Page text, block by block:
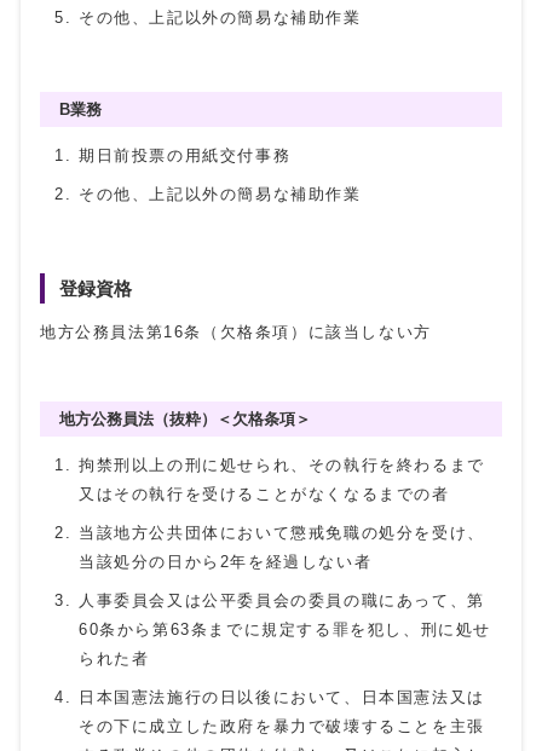
その他、上記以外の簡易な補助作業
B業務
期日前投票の用紙交付事務
その他、上記以外の簡易な補助作業
登録資格
地方公務員法第16条（欠格条項）に該当しない方
地方公務員法（抜粋）＜欠格条項＞
拘禁刑以上の刑に処せられ、その執行を終わるまで
又はその執行を受けることがなくなるまでの者
当該地方公共団体において懲戒免職の処分を受け、
当該処分の日から2年を経過しない者
人事委員会又は公平委員会の委員の職にあって、第
60条から第63条までに規定する罪を犯し、刑に処せ
られた者
日本国憲法施行の日以後において、日本国憲法又は
その下に成立した政府を暴力で破壊することを主張